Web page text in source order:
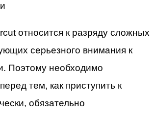
относится к разряду сложных
серьезного внимания к
Поэтому необходимо
тем, как приступить к
обязательно